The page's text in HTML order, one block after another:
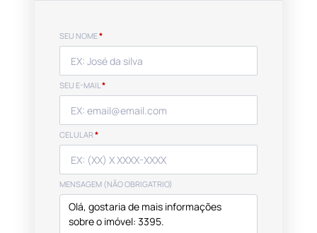
SEU NOME*
SEU E-MAIL*
CELULAR *
MENSAGEM (NÃO OBRIGATRIO)